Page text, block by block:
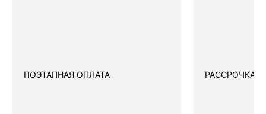
ПОЭТАПНАЯ ОПЛАТА РАССРОЧКА